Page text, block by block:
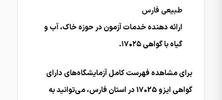
طبیعی فارس
ارائه دهنده خدمات آزمون در حوزه خاک، آب و
گیاه با گواهی ۱۷۰۲۵.
برای مشاهده فهرست کامل آزمایشگاه‌های دارای
گواهی ایزو 17025 در استان فارس، می‌توانید به